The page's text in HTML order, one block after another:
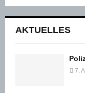
AKTUELLES
7.